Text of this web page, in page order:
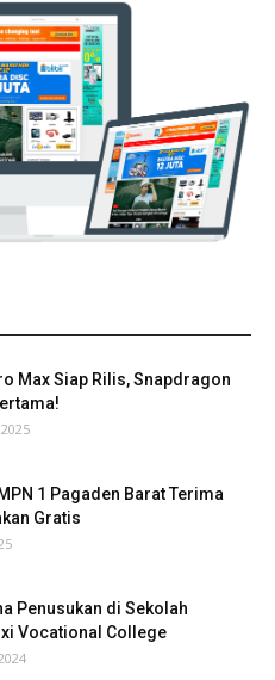
Max Siap Rilis, Snapdragon
1 Pagaden Barat Terima
Gratis
Penusukan di Sekolah
Vocational College